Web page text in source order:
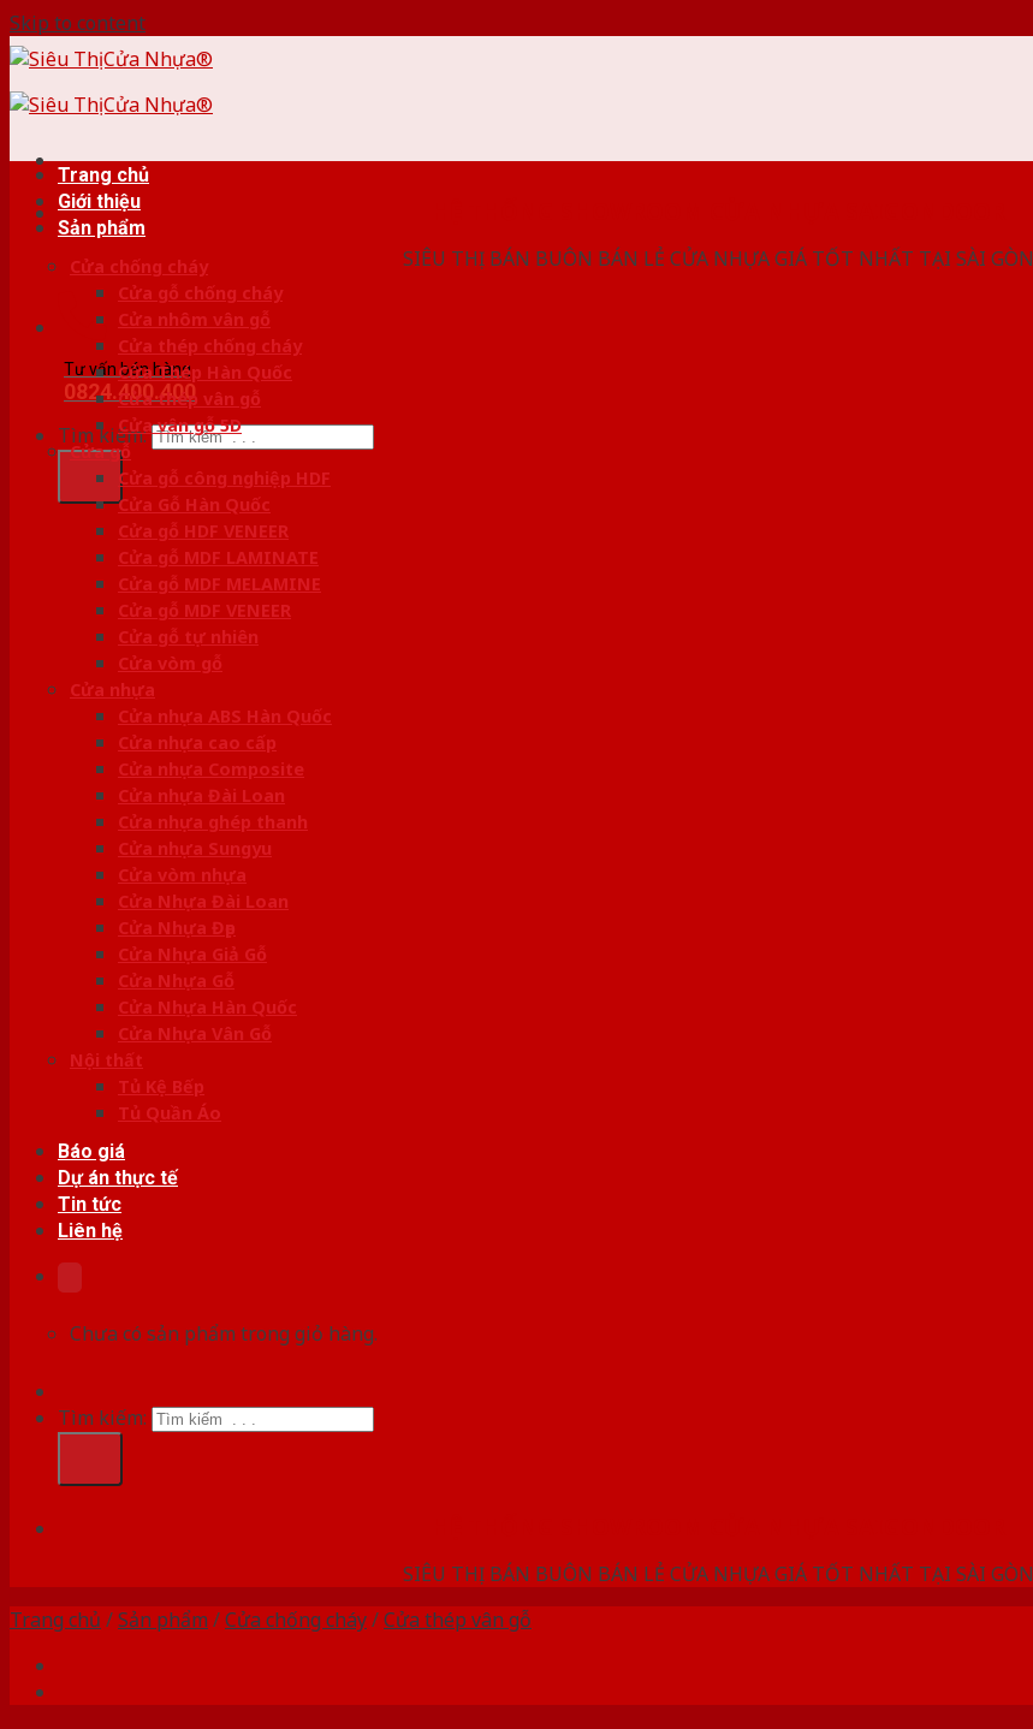
Skip to content
SIÊU THỊ BÁN BUÔN BÁN LẺ CỬA NHỰA GIÁ TỐT NHẤT TẠI SÀI GÒN
Tư vấn bán hàng
0824.400.400
Tìm kiếm:
Trang chủ
Giới thiệu
Sản phẩm
Cửa chống cháy
Cửa gỗ chống cháy
Cửa nhôm vân gỗ
Cửa thép chống cháy
Cửa Thép Hàn Quốc
Cửa thép vân gỗ
Cửa vân gỗ 5D
Cửa gỗ
Cửa gỗ công nghiệp HDF
Cửa Gỗ Hàn Quốc
Cửa gỗ HDF VENEER
Cửa gỗ MDF LAMINATE
Cửa gỗ MDF MELAMINE
Cửa gỗ MDF VENEER
Cửa gỗ tự nhiên
Cửa vòm gỗ
Cửa nhựa
Cửa nhựa ABS Hàn Quốc
Cửa nhựa cao cấp
Cửa nhựa Composite
Cửa nhựa Đài Loan
Cửa nhựa ghép thanh
Cửa nhựa Sungyu
Cửa vòm nhựa
Cửa Nhựa Đài Loan
Cửa Nhựa Đẹp
Cửa Nhựa Giả Gỗ
Cửa Nhựa Gỗ
Cửa Nhựa Hàn Quốc
Cửa Nhựa Vân Gỗ
Nội thất
Tủ Kệ Bếp
Tủ Quần Áo
Báo giá
Dự án thực tế
Tin tức
Liên hệ
Chưa có sản phẩm trong giỏ hàng.
Tìm kiếm:
SIÊU THỊ BÁN BUÔN BÁN LẺ CỬA NHỰA GIÁ TỐT NHẤT TẠI SÀI GÒN
Trang chủ /Sản phẩm /Cửa chống cháy/Cửa thép vân gỗ